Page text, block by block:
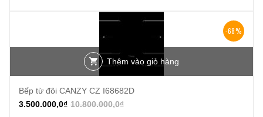
-68%
Thêm vào giỏ hàng
Bếp từ đôi CANZY CZ I68682D
10.800.000,0₫
3.500.000,0₫